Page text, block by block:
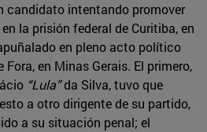
candidato intentando promover
la prisión federal de Curitiba, en
en pleno acto político
en Minas Gerais. El primero,
“Lula”da Silva, tuvo que
a otro dirigente de su partido,
a su situación penal; el